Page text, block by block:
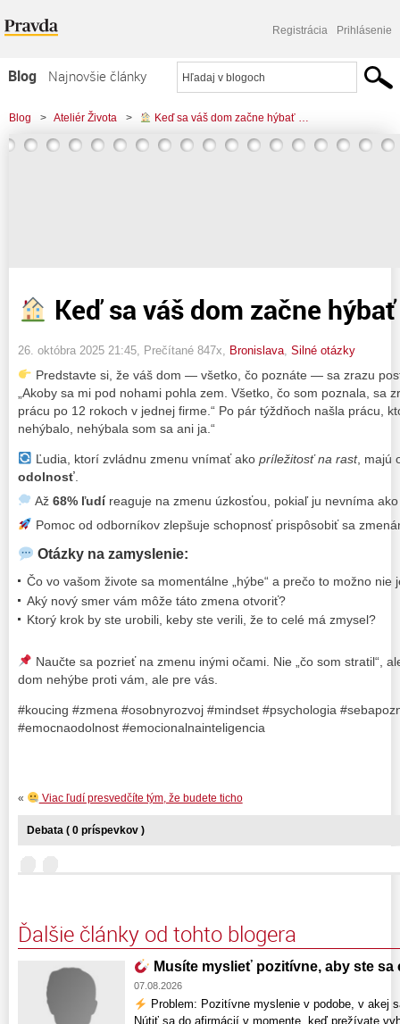
Registrácia Prihlásenie
Blog
Najnovšie články
Najčítanejšie články
Najkomentovanejšie články
Blog > Ateliér Života > Keď sa váš dom začne hýbať …
Keď sa váš dom začne
26. októbra 2025 21:45 , Prečítané 847x, Bronislava Silné otázky
Predstavte si, že váš dom — všetko, čo poznáte — sa zrazu
„Akoby sa mi pod nohami pohla zem. Všetko, čo som poznala, sa
prácu po 12 rokoch v jednej firme.“ Po pár týždňoch našla prácu,
nehýbalo, nehýbala som sa ani ja.“
Ľudia, ktorí zvládnu zmenu vnímať akopríležitosť na rast, majú
odolnosť
Až68% ľudíreaguje na zmenu úzkosťou, pokiaľ ju nevníma
Pomoc od odborníkov zlepšuje schopnosť prispôsobiť sa
Otázky na zamyslenie:
Čo vo vašom živote sa momentálne „hýbe“ a prečo to možno nie
Aký nový smer vám môže táto zmena otvoriť?
Ktorý krok by ste urobili, keby ste verili, že to celé má zmysel?
Naučte sa pozrieť na zmenu inými očami. Nie „čo som stratil“,
dom nehýbe proti vám, ale pre vás.
#koucing #zmena #osobnyrozvoj #mindset #psychologia
#emocnaodolnost #emocionalnainteligencia
« Viac ľudí presvedčíte tým, že budete ticho
Debata ( 0 príspevkov )
Ďalšie články od tohto blogera
Musíte myslieť pozitívne, aby ste sa
07.08.2026
Problem: Pozitívne myslenie v podobe, v akej
Nútiť sa do afirmácií v momente, keď prežívate